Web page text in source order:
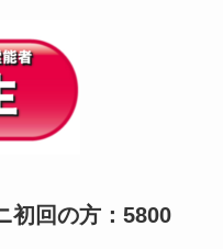
初回の方：5800